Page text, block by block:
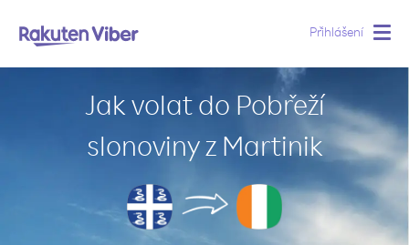
Přihlášení
Jak volat do Pobřeží
slonoviny z Martinik